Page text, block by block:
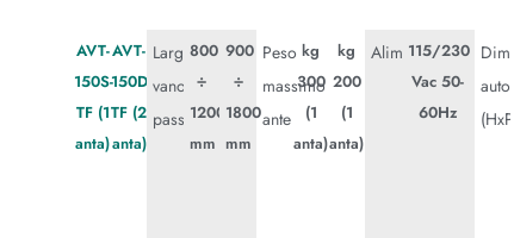
AVT-
150S-
TF (1
anta)
AVT-
150D-
TF (2
anta)
Larghezza
vano
passaggio
800
÷
1200
mm
900
÷
1800
mm
Peso
massimo
ante
kg
300
(1
anta)
kg
200
(1
anta)
Alimentazione
115/230
Vac 50-
60Hz